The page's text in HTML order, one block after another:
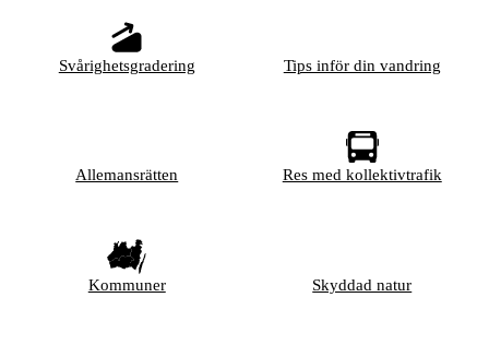
Svårighetsgradering Tips inför din vandring
Allemansrätten Res med kollektivtrafik
Kommuner Skyddad natur